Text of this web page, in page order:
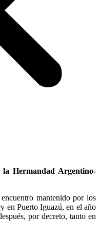
Hermandad Argentino-
mantenido por los
en Puerto Iguazú, en el año
por decreto, tanto en